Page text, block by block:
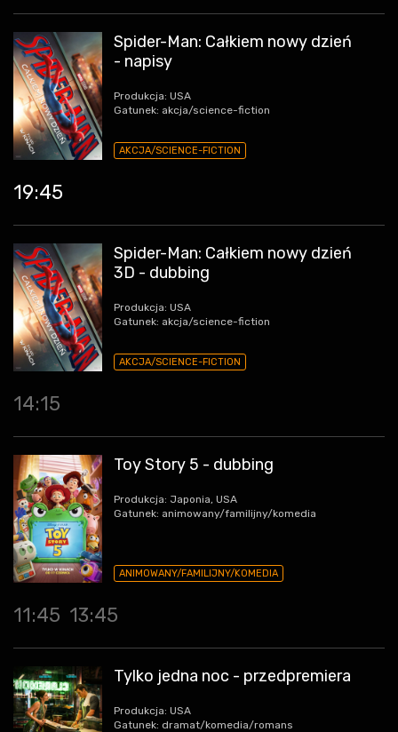
Spider-Man: Całkiem nowy dzień
- napisy
Produkcja: USA
Gatunek: akcja/science-fiction
AKCJA/SCIENCE-FICTION
19:45
Spider-Man: Całkiem nowy dzień
3D - dubbing
Produkcja: USA
Gatunek: akcja/science-fiction
AKCJA/SCIENCE-FICTION
14:15
Toy Story 5 - dubbing
Produkcja: Japonia, USA
Gatunek: animowany/familijny/komedia
ANIMOWANY/FAMILIJNY/KOMEDIA
11:45 13:45
Tylko jedna noc - przedpremiera
Produkcja: USA
Gatunek: dramat/komedia/romans